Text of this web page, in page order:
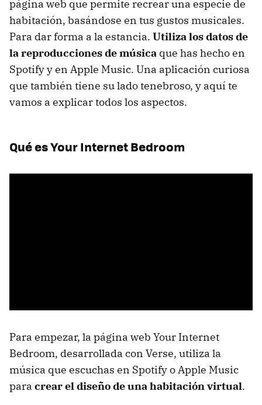
página web que permite recrear una especie de
habitación, basándose en tus gustos musicales.
Para dar forma a la estancia. Utiliza los datos de
la reproducciones de música que has hecho en
Spotify y en Apple Music. Una aplicación curiosa
que también tiene su lado tenebroso, y aquí te
vamos a explicar todos los aspectos.
Qué es Your Internet Bedroom
Para empezar, la página web Your Internet
Bedroom, desarrollada con Verse, utiliza la
música que escuchas en Spotify o Apple Music
para crear el diseño de una habitación virtual.